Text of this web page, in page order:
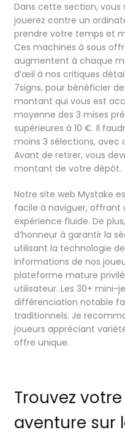
Dans cette section, vous
jouerez contre un
prendre votre temps et
Ces machines à sous
augmentent à chaque
d’œil à nos critiques
7signs, pour bénéficier
montant qui vous est
moyenne des 3 mises
supérieures à 10 €. Il
moins 3 sélections, avec
Avant de retirer, vous
montant de votre dépôt.
Notre site web Mystake
facile à naviguer, offrant
expérience fluide. De
d’honneur à garantir la
utilisant la technologie
informations de nos
plateforme mature
utilisateur. Les 30+ mini-
différenciation notable
traditionnels. Je
joueurs appréciant
offre unique.
Trouvez
aventure sur